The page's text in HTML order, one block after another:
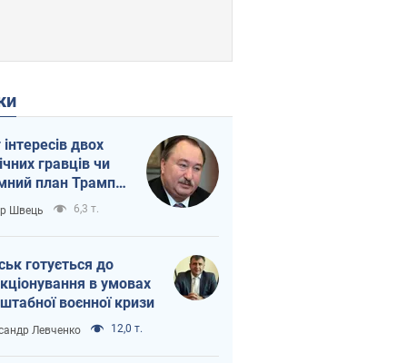
інтересів двох
гравців чи
план Трампа
Швець 6,3 т.
готується до
в умовах
воєнної кризи
Левченко 12,0 т.